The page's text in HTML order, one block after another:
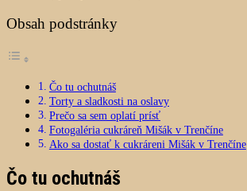
Obsah podstránky
Čo tu ochutnáš
Torty a sladkosti na oslavy
Prečo sa sem oplatí prísť
Fotogaléria cukráreň Mišák v Trenčíne
Ako sa dostať k cukráreni Mišák v Trenčíne
Čo tu ochutnáš